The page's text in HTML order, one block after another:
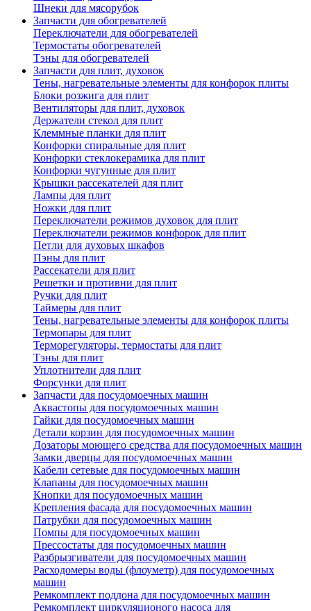
Шнеки для мясорубок
Запчасти для обогревателей
Переключатели для обогревателей
Термостаты обогревателей
Тэны для обогревателей
Запчасти для плит, духовок
Тены, нагревательные элементы для конфорок плиты
Блоки розжига для плит
Вентиляторы для плит, духовок
Держатели стекол для плит
Клеммные планки для плит
Конфорки спиральные для плит
Конфорки стеклокерамика для плит
Конфорки чугунные для плит
Крышки рассекателей для плит
Лампы для плит
Ножки для плит
Переключатели режимов духовок для плит
Переключатели режимов конфорок для плит
Петли для духовых шкафов
Пэны для плит
Рассекатели для плит
Решетки и противни для плит
Ручки для плит
Таймеры для плит
Тены, нагревательные элементы для конфорок плиты
Термопары для плит
Терморегуляторы, термостаты для плит
Тэны для плит
Уплотнители для плит
Форсунки для плит
Запчасти для посудомоечных машин
Аквастопы для посудомоечных машин
Гайки для посудомоечных машин
Детали корзин для посудомоечных машин
Дозаторы моющего средства для посудомоечных машин
Замки дверцы для посудомоечных машин
Кабели сетевые для посудомоечных машин
Клапаны для посудомоечных машин
Кнопки для посудомоечных машин
Крепления фасада для посудомоечных машин
Патрубки для посудомоечных машин
Помпы для посудомоечных машин
Прессостаты для посудомоечных машин
Разбрызгиватели для посудомоечных машин
Расходомеры воды (флоуметр) для посудомоечных
машин
Ремкомплект поддона для посудомоечных машин
Ремкомплект циркуляционого насоса для